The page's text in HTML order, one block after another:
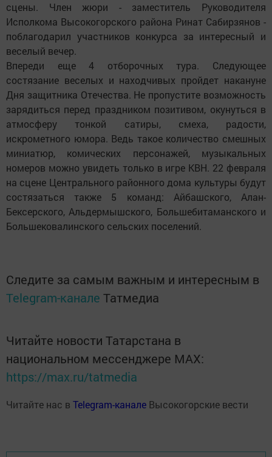
сцены. Член жюри - заместитель Руководителя
Исполкома Высокогорского района Ринат Сабирзянов -
поблагодарил участников конкурса за интересный и
веселый вечер.
Впереди еще 4 отборочных тура. Следующее
состязание веселых и находчивых пройдет накануне
Дня защитника Отечества. Не пропустите возможность
зарядиться перед праздником позитивом, окунуться в
атмосферу тонкой сатиры, смеха, радости,
искрометного юмора. Ведь такое количество смешных
миниатюр, комических персонажей, музыкальных
номеров можно увидеть только в игре КВН. 22 февраля
на сцене Центрального районного дома культуры будут
состязаться также 5 команд: Айбашского, Алан-
Бексерского, Альдермышского, Большебитаманского и
Большековалинского сельских поселений.
Следите за самым важным и интересным в
Telegram-канале Татмедиа
Читайте новости Татарстана в
национальном мессенджере MАХ:
https://max.ru/tatmedia
Читайте нас в Telegram-канале Высокогорские вести